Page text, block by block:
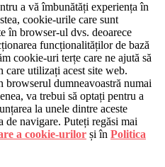
a vă îmbunătăți experiența în
cookie-urile care sunt
în browser-ul dvs. deoarece
funcționalităților de bază
cookie-uri terțe care ne ajută să
care utilizați acest site web.
dumneavoastră numai
va trebui să optați pentru a
la unele dintre aceste
de navigare. Puteți regăsi mai
a cookie-urilor și în Politica